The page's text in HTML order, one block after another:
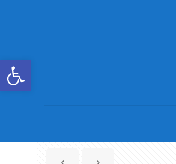
Ανοίξτε τη γραμμή εργαλείων